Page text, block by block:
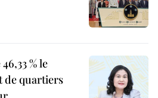
% le
de quartiers